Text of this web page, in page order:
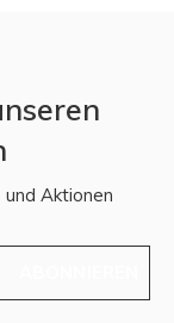
Aktionen